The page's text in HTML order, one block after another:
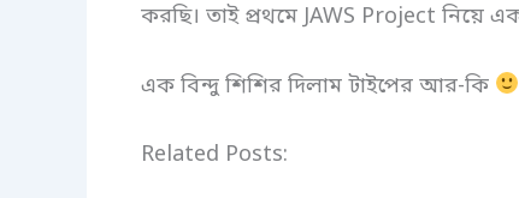
করছি। তাই প্রথমে JAWS Project নিয়ে
এক বিন্দু শিশির দিলাম টাইপের আর-কি
Related Posts: